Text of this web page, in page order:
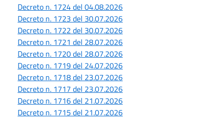
Decreto n. 1724 del 04.08.2026
Decreto n. 1723 del 30.07.2026
Decreto n. 1722 del 30.07.2026
Decreto n. 1721 del 28.07.2026
Decreto n. 1720 del 28.07.2026
Decreto n. 1719 del 24.07.2026
Decreto n. 1718 del 23.07.2026
Decreto n. 1717 del 23.07.2026
Decreto n. 1716 del 21.07.2026
Decreto n. 1715 del 21.07.2026